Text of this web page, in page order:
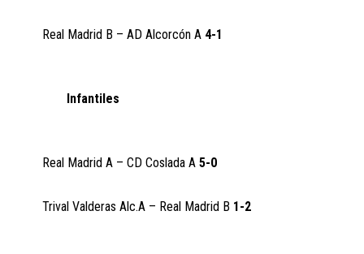
Real Madrid B – AD Alcorcón A 4-1
Infantiles
Real Madrid A – CD Coslada A5-0
Trival Valderas Alc.A – Real Madrid B 1-2